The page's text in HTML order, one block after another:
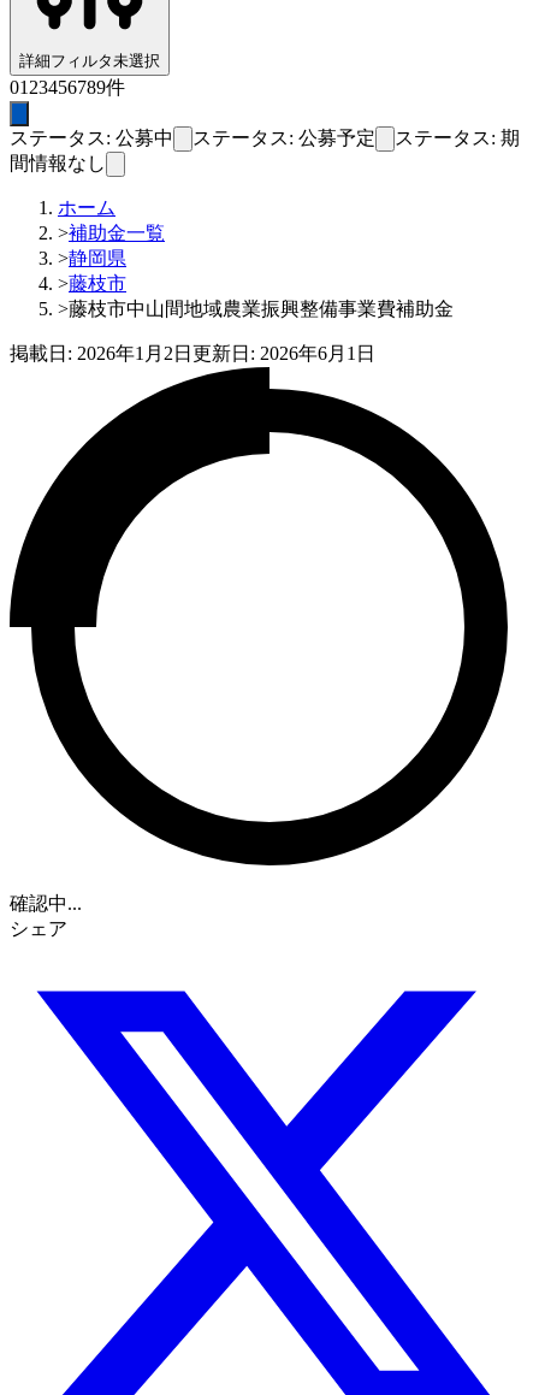
詳細フィルタ未選択
01 23456789件
ステータス: 公募中 ステータス: 公募予定
ステータス: 期
間情報なし
ホーム
>補助金一覧
>静岡県
>藤枝市
>藤枝市中山間地域農業振興整備事業費補助金
掲載日: 2026年1月2日 更新日: 2026年6月1日
確認中...
シェア